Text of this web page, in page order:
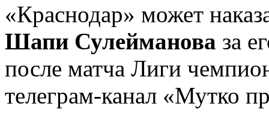
«Краснодар» может
Шапи Сулейманова за
после матча Лиги
телеграм-канал «Мутко